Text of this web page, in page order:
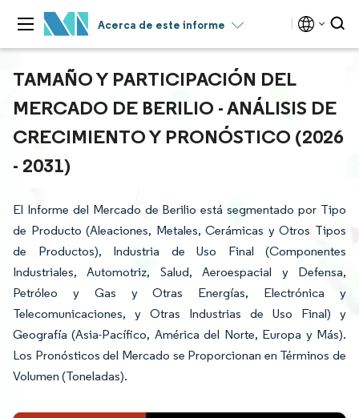
Acerca de este informe
TAMAÑO Y PARTICIPACIÓN DEL
MERCADO DE BERILIO - ANÁLISIS DE
CRECIMIENTO Y PRONÓSTICO (2026
- 2031)
El Informe del Mercado de Berilio está segmentado por Tipo
de Producto (Aleaciones, Metales, Cerámicas y Otros Tipos
de Productos), Industria de Uso Final (Componentes
Industriales, Automotriz, Salud, Aeroespacial y Defensa,
Petróleo y Gas y Otras Energías, Electrónica y
Telecomunicaciones, y Otras Industrias de Uso Final) y
Geografía (Asia-Pacífico, América del Norte, Europa y Más).
Los Pronósticos del Mercado se Proporcionan en Términos de
Volumen (Toneladas).